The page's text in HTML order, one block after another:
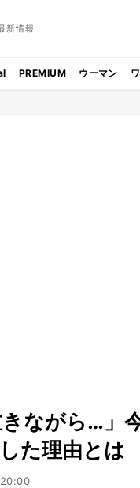
新情報
PREMIUM ウーマン
きながら…」
た理由とは